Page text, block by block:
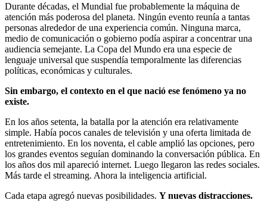
Durante décadas, el Mundial fue probablemente la máquina de
atención más poderosa del planeta. Ningún evento reunía a tantas
personas alrededor de una experiencia común. Ninguna marca,
medio de comunicación o gobierno podía aspirar a concentrar una
audiencia semejante. La Copa del Mundo era una especie de
lenguaje universal que suspendía temporalmente las diferencias
políticas, económicas y culturales.
Sin embargo, el contexto en el que nació ese fenómeno ya no
existe.
En los años setenta, la batalla por la atención era relativamente
simple. Había pocos canales de televisión y una oferta limitada de
entretenimiento. En los noventa, el cable amplió las opciones, pero
los grandes eventos seguían dominando la conversación pública. En
los años dos mil apareció internet. Luego llegaron las redes sociales.
Más tarde el streaming. Ahora la inteligencia artificial.
Cada etapa agregó nuevas posibilidades. Y nuevas distracciones.